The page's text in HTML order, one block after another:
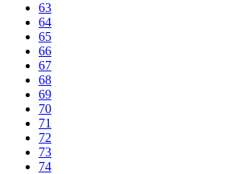
63
64
65
66
67
68
69
70
71
72
73
74